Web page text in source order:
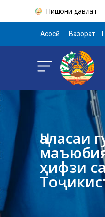
Нишони давлатӣ
Aсосӣ Вазорат
ҳифзи